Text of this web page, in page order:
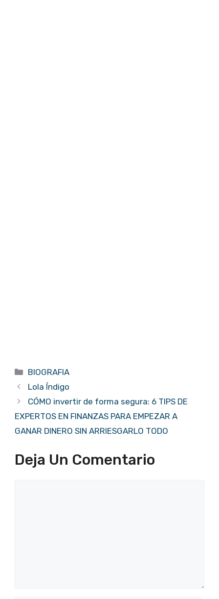
Categorías
BIOGRAFIA
Lola Índigo
CÓMO invertir de forma segura: 6 TIPS DE
EXPERTOS EN FINANZAS PARA EMPEZAR A
GANAR DINERO SIN ARRIESGARLO TODO
Deja Un Comentario